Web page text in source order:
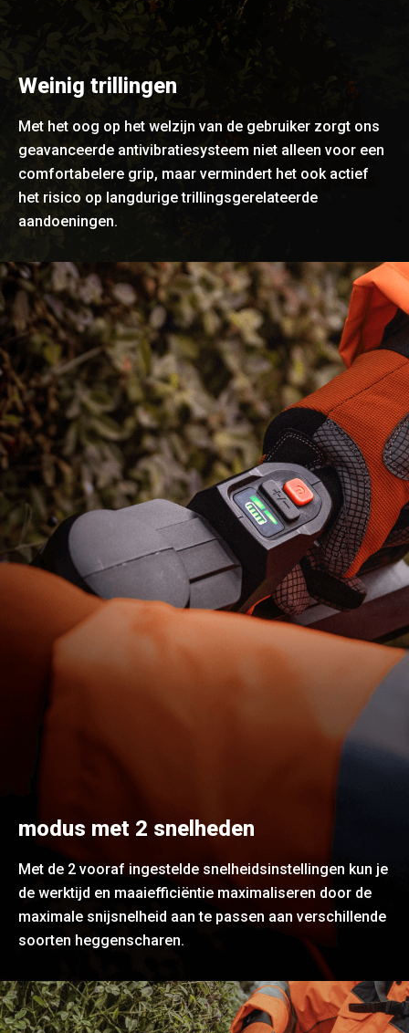
Weinig trillingen
Met het oog op het welzijn van de gebruiker zorgt ons
geavanceerde antivibratiesysteem niet alleen voor een
comfortabelere grip, maar vermindert het ook actief
het risico op langdurige trillingsgerelateerde
aandoeningen.
modus met 2 snelheden
Met de 2 vooraf ingestelde snelheidsinstellingen kun je
de werktijd en maaiefficiëntie maximaliseren door de
maximale snijsnelheid aan te passen aan verschillende
soorten heggenscharen.